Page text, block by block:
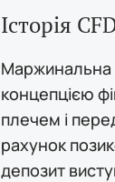
Історія
Маржинальна
концепцією
плечем і
рахунок
депозит